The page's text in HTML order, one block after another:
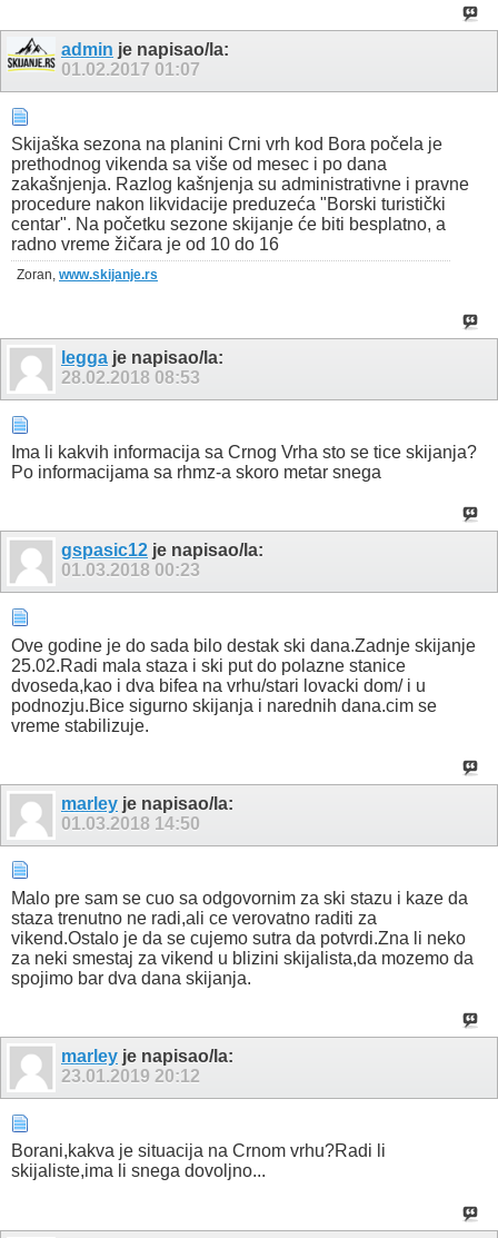
admin je napisao/la:
01.02.2017 01:07
Skijaška sezona na planini Crni vrh kod Bora počela je
prethodnog vikenda sa više od mesec i po dana
zakašnjenja. Razlog kašnjenja su administrativne i pravne
procedure nakon likvidacije preduzeća "Borski turistički
centar". Na početku sezone skijanje će biti besplatno, a
radno vreme žičara je od 10 do 16
Zoran, www.skijanje.rs
legga je napisao/la:
28.02.2018 08:53
Ima li kakvih informacija sa Crnog Vrha sto se tice skijanja?
Po informacijama sa rhmz-a skoro metar snega
gspasic12 je napisao/la:
01.03.2018 00:23
Ove godine je do sada bilo destak ski dana.Zadnje skijanje
25.02.Radi mala staza i ski put do polazne stanice
dvoseda,kao i dva bifea na vrhu/stari lovacki dom/ i u
podnozju.Bice sigurno skijanja i narednih dana.cim se
vreme stabilizuje.
marley je napisao/la:
01.03.2018 14:50
Malo pre sam se cuo sa odgovornim za ski stazu i kaze da
staza trenutno ne radi,ali ce verovatno raditi za
vikend.Ostalo je da se cujemo sutra da potvrdi.Zna li neko
za neki smestaj za vikend u blizini skijalista,da mozemo da
spojimo bar dva dana skijanja.
marley je napisao/la:
23.01.2019 20:12
Borani,kakva je situacija na Crnom vrhu?Radi li
skijaliste,ima li snega dovoljno...